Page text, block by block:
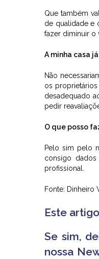
Que também
de qualidade e
fazer diminuir o
A minha casa
Não
os
desadequado
pedir
O que posso
Pelo sim pelo
consigo
profissional.
Fonte: Dinheiro
Este
Se sim,
nossa